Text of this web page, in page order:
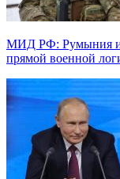
МИД РФ: Румыния
прямой военной